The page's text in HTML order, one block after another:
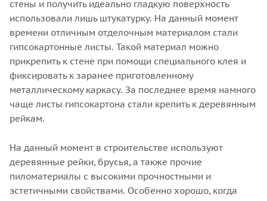
0,041
НГ
2,0
бани, для крыши, для
сауны, для стен
Сжимаемость, не более
30 % (не более)
стены и получить идеально гладкую поверхность
использовали лишь штукатурку. На данный момент
времени отличным отделочным материалом стали
гипсокартонные листы. Такой материал можно
прикрепить к стене при помощи специального клея и
фиксировать к заранее приготовленному
металлическому каркасу. За последнее время намного
чаще листы гипсокартона стали крепить к деревянным
рейкам.
На данный момент в строительстве используют
деревянные рейки, брусья, а также прочие
пиломатериалы с высокими прочностными и
эстетичными свойствами. Особенно хорошо, когда